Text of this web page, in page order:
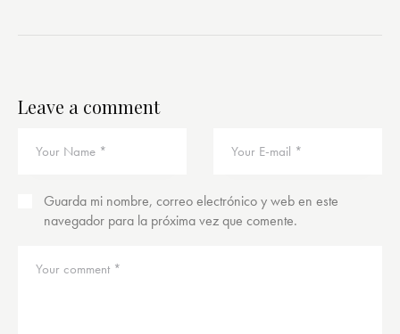
Leave a comment
Guarda mi nombre, correo electrónico y web en este
navegador para la próxima vez que comente.